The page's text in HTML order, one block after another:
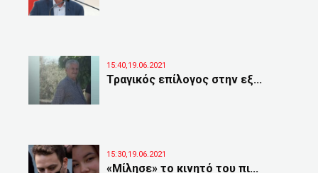
15:40,19.06.2021
Τραγικός επίλογος στην εξ...
15:30,19.06.2021
«Μίλησε» το κινητό του πι...